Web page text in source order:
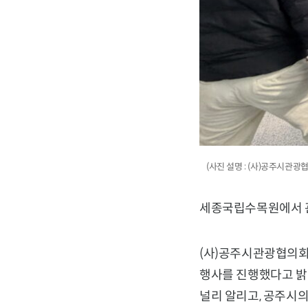
(사진 설명 : (사)공주시관광
세종국립수목원에서
(사)공주시관광협의
행사를 진행했다고
널리 알리고, 공주시